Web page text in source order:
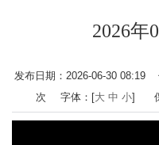
2026年
发布日期：2026-06-30
次
字体：[大 中 小]